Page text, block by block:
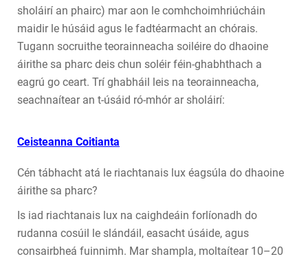
sholáirí an phairc) mar aon le comhchoimhriúcháin
maidir le húsáid agus le fadtéarmacht an chórais.
Tugann socruithe teorainneacha soiléire do dhaoine
áirithe sa pharc deis chun soléir féin-ghabhthach a
eagrú go ceart. Trí ghabháil leis na teorainneacha,
seachnaítear an t-úsáid ró-mhór ar sholáirí:
Ceisteanna Coitianta
Cén tábhacht atá le riachtanais lux éagsúla do dhaoine
áirithe sa pharc?
Is iad riachtanais lux na caighdeáin forlíonadh do
rudanna cosúil le slándáil, easacht úsáide, agus
consairbheá fuinnimh. Mar shampla, moltaítear 10–20